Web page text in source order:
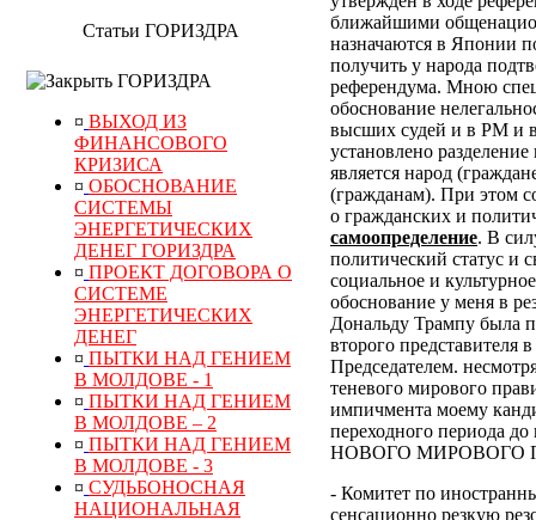
Статьи ГОРИЗДРА
ГОРИЗДРА
¤ ВЫХОД ИЗ
ФИНАНСОВОГО
КРИЗИСА
¤ ОБОСНОВАНИЕ
СИСТЕМЫ
ЭНЕРГЕТИЧЕСКИХ
ДЕНЕГ ГОРИЗДРА
¤ ПРОЕКТ ДОГОВОРА О
СИСТЕМЕ
ЭНЕРГЕТИЧЕСКИХ
ДЕНЕГ
¤ ПЫТКИ НАД ГЕНИЕМ
В МОЛДОВЕ - 1
¤ ПЫТКИ НАД ГЕНИЕМ
В МОЛДОВЕ – 2
¤ ПЫТКИ НАД ГЕНИЕМ
В МОЛДОВЕ - 3
¤ СУДЬБОНОСНАЯ
НАЦИОНАЛЬНАЯ
ближайшими
назначаются в Японии
получить у народа
референдума. Мною
обоснование
высших судей и в РМ и
установлено
является народ
(гражданам). При этом
о гражданских и
самоопределение. В
политический статус и
социальное и
обоснование у меня в
Дональду Трампу была
второго представителя
Председателем.
теневого мирового
импичмента моему
переходного
НОВОГО МИРОВОГО
- Комитет по
сенсационно резкую